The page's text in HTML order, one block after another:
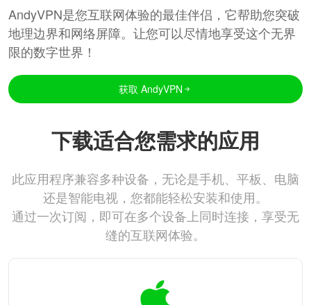
AndyVPN是您互联网体验的最佳伴侣，它帮助您突破
地理边界和网络屏障。让您可以尽情地享受这个无界
限的数字世界！
获取 AndyVPN
下载适合您需求的应用
此应用程序兼容多种设备，无论是手机、平板、电脑
还是智能电视，您都能轻松安装和使用。
通过一次订阅，即可在多个设备上同时连接，享受无
缝的互联网体验。